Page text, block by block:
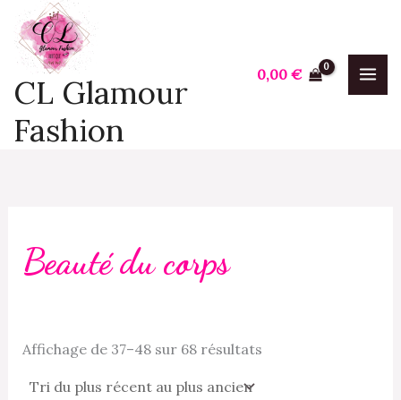
Aller
contenu
CL Glamour
Fashion
0,00€
Beauté du corps
Affichage de 37–48 sur 68 résultats
plus